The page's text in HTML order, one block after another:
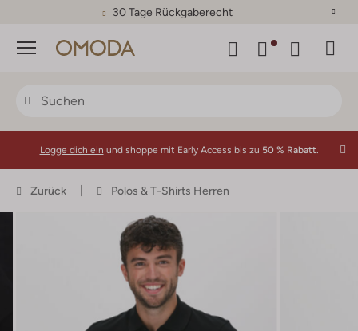
30 Tage Rückgaberecht
Menü
Logge dich ein und shoppe mit Early Access bis zu 50 % Rabatt.
Zurück Polos & T-Shirts Herren